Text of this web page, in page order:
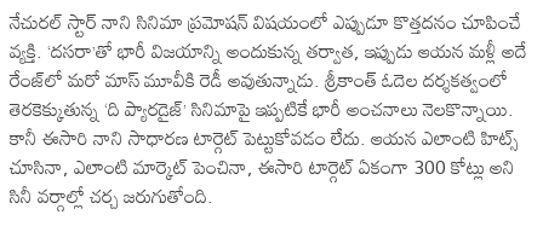
నేచురల్ స్టార్ నాని సినిమా ప్రమోషన్‌ విషయంలో ఎప్పుడూ కొత్తదనం చూపించే
వ్యక్తి. ‘దసరా’తో భారీ విజయాన్ని అందుకున్న తర్వాత, ఇప్పుడు ఆయన మళ్లీ అదే
రేంజ్‌లో మరో మాస్‌ మూవీకి రెడీ అవుతున్నాడు. శ్రీకాంత్‌ ఓదెల దర్శకత్వంలో
తెరకెక్కుతున్న ‘ది ప్యారడైజ్‌’ సినిమాపై ఇప్పటికే భారీ అంచనాలు నెలకొన్నాయి.
కానీ ఈసారి నాని సాధారణ టార్గెట్ పెట్టుకోవడం లేదు. ఆయన ఎలాంటి హిట్స్
చూసినా, ఎలాంటి మార్కెట్ పెంచినా, ఈసారి టార్గెట్ ఏకంగా 300 కోట్లు అని
సినీ వర్గాల్లో చర్చ జరుగుతోంది.